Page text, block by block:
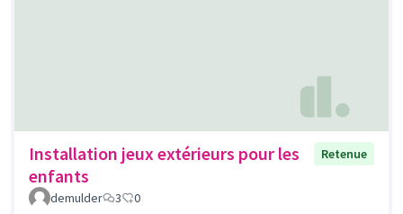
Installation jeux extérieurs pour les
enfants
Retenue
demulder 3 0